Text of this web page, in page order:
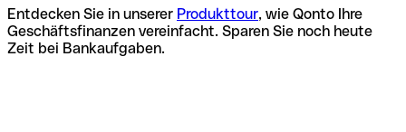
Entdecken Sie in unserer Produkttour, wie Qonto Ihre
Geschäftsfinanzen vereinfacht. Sparen Sie noch heute
Zeit bei Bankaufgaben.